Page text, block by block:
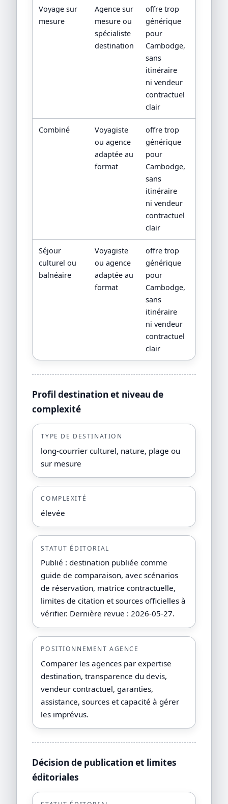
Voyage sur
mesure
Agence sur
mesure ou
spécialiste
destination
offre trop
générique
pour
Cambodge,
sans
itinéraire
ni vendeur
contractuel
clair
Combiné
Voyagiste
ou agence
adaptée au
format
offre trop
générique
pour
Cambodge,
sans
itinéraire
ni vendeur
contractuel
clair
Séjour
culturel ou
balnéaire
Voyagiste
ou agence
adaptée au
format
offre trop
générique
pour
Cambodge,
sans
itinéraire
ni vendeur
contractuel
clair
Profil destination et niveau de
complexité
TYPE DE DESTINATION
long-courrier culturel, nature, plage ou
sur mesure
COMPLEXITÉ
élevée
STATUT ÉDITORIAL
Publié : destination publiée comme
guide de comparaison, avec scénarios
de réservation, matrice contractuelle,
limites de citation et sources officielles à
vérifier. Dernière revue : 2026-05-27.
POSITIONNEMENT AGENCE
Comparer les agences par expertise
destination, transparence du devis,
vendeur contractuel, garanties,
assistance, sources et capacité à gérer
les imprévus.
Décision de publication et limites
éditoriales